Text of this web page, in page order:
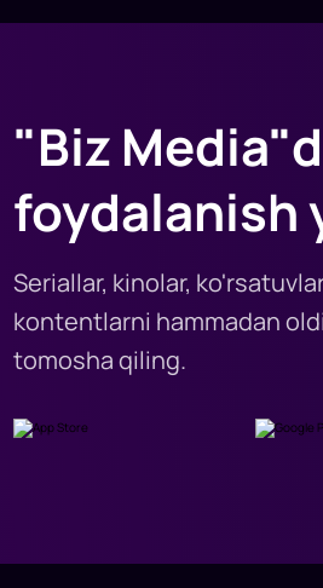
"Biz
foydalanish
Seriallar, kinolar,
kontentlarni hammadan
tomosha qiling.